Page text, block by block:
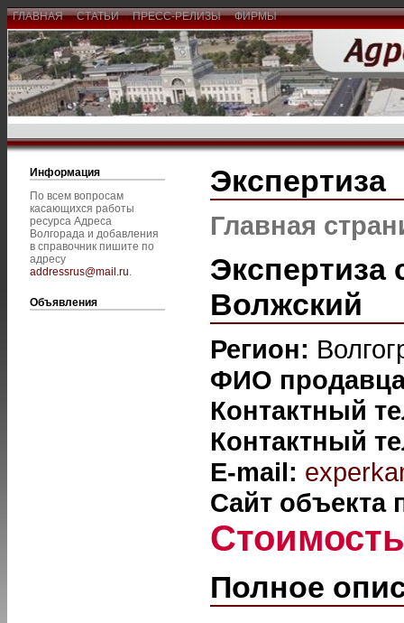
ГЛАВНАЯ СТАТЬИ ПРЕСС-РЕЛИЗЫ ФИРМЫ
Информация
По всем вопросам
касающихся работы
ресурса Адреса
Волгорада и добавления
в справочник пишите по
адресу
addressrus@mail.ru.
Объявления
Экспертиза
Главная
Экспертиза
Волжский
Регион:
ФИО
Контактный
Контактный
E-mail:
Сайт объекта
Полное